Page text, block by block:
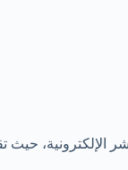
حيث